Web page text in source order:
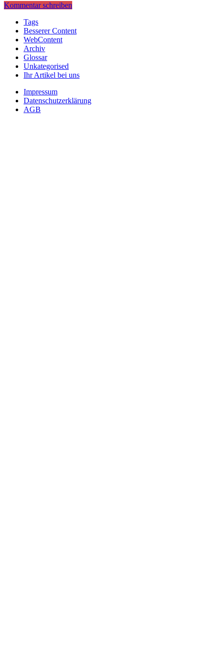
Kommentar schreiben
Tags
Besserer Content
WebContent
Archiv
Glossar
Unkategorised
Ihr Artikel bei uns
Impressum
Datenschutzerklärung
AGB